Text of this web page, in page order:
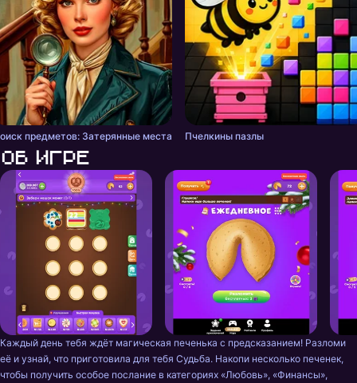
предметов: Затерянные места Пчелкины пазлы
Об игре
Каждый день тебя ждёт магическая печенька с предсказанием! Разломи
её и узнай, что приготовила для тебя Судьба. Накопи несколько печенек,
чтобы получить особое послание в категориях «Любовь», «Финансы»,